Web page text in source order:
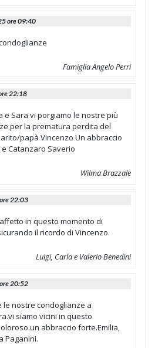
ore 09:40
Famiglia Angelo Perri
22:18
e Sara vi porgiamo le nostre più
per la prematura perdita del
papà Vincenzo Un abbraccio
Catanzaro Saverio
Wilma Brazzale
22:03
in questo momento di
il ricordo di Vincenzo.
Luigi, Carla e Valerio Benedini
20:52
le nostre condoglianze a
siamo vicini in questo
abbraccio forte.Emilia,
Paganini.